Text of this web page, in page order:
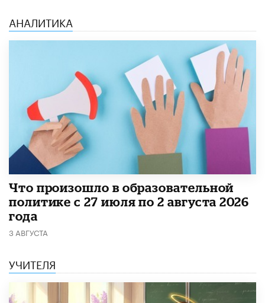
АНАЛИТИКА
​Что произошло в образовательной
политике с 27 июля по 2 августа 2026
года
3 АВГУСТА
УЧИТЕЛЯ